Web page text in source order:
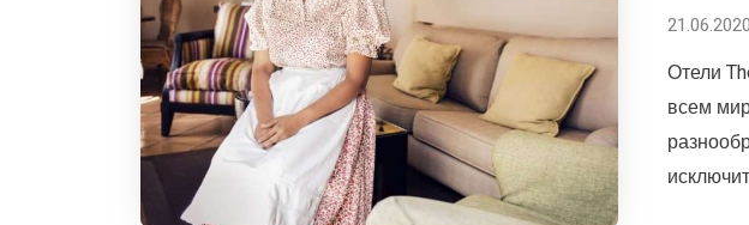
21.06.2020
Отели
всем